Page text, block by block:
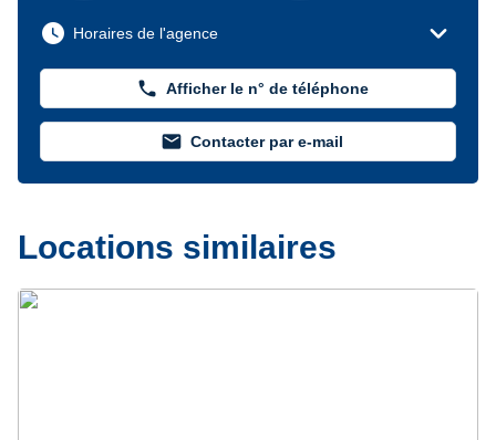
watch_later Horaires de l'agence expand_more
phone Afficher le n° de téléphone
mail Contacter par e-mail
Locations similaires
Précédent
Suivant